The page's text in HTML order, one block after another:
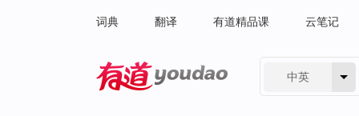
词典 翻译 有道精品课 云笔记
中英